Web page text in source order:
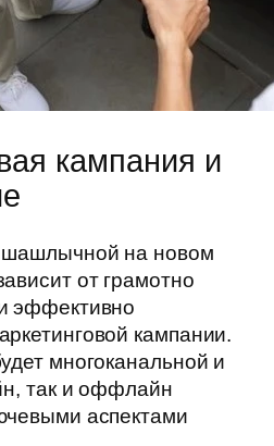
кампания и
шашлычной на новом
от грамотно
эффективно
кампании.
многоканальной и
так и оффлайн
аспектами